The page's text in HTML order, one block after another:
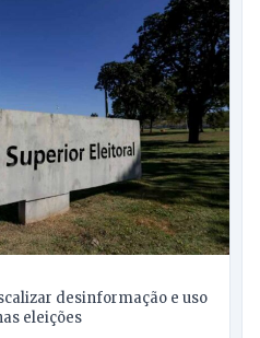
desinformação e uso
eleições